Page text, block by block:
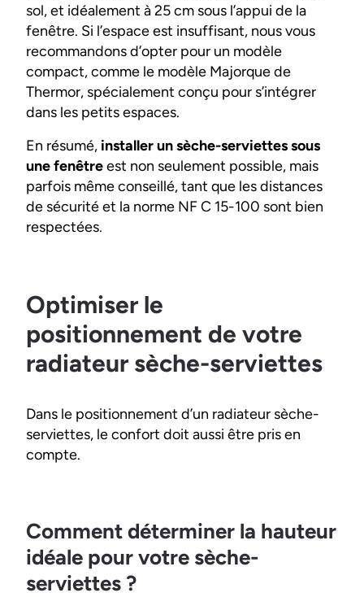
sol, et idéalement à 25 cm sous l’appui de la
fenêtre. Si l’espace est insuffisant, nous vous
recommandons d’opter pour un modèle
compact, comme le modèle Majorque de
Thermor, spécialement conçu pour s’intégrer
dans les petits espaces.
En résumé, installer un sèche-serviettes sous
une fenêtreest non seulement possible, mais
parfois même conseillé, tant que les distances
de sécurité et la norme NF C 15-100 sont bien
respectées.
Optimiser le
positionnement de votre
radiateur sèche-serviettes
Dans le positionnement d’un radiateur sèche-
serviettes, le confort doit aussi être pris en
compte.
Comment déterminer la hauteur
idéale pour votre sèche-
serviettes ?